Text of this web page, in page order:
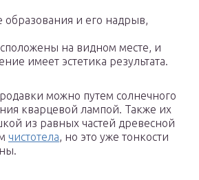
образования и его надрыв,
на видном месте, и
имеет эстетика результата.
можно путем солнечного
кварцевой лампой. Также их
из равных частей древесной
чистотела, но это уже тонкости